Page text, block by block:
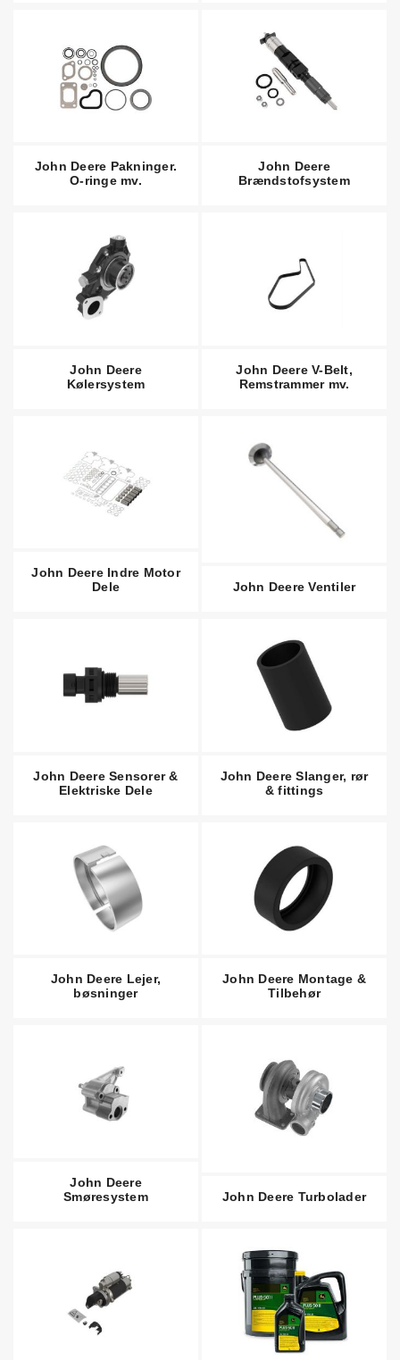
John Deere Pakninger.
O-ringe mv.
John Deere
Brændstofsystem
John Deere
Kølersystem
John Deere V-Belt,
Remstrammer mv.
John Deere Indre Motor
Dele
John Deere Ventiler
John Deere Sensorer &
Elektriske Dele
John Deere Slanger, rør
& fittings
John Deere Lejer,
bøsninger
John Deere Montage &
Tilbehør
John Deere
Smøresystem
John Deere Turbolader